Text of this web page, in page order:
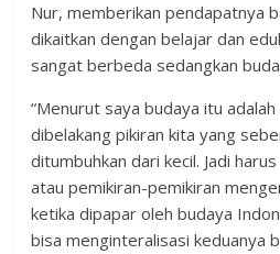
Nur, memberikan pendapatnya
dikaitkan dengan belajar dan
sangat berbeda sedangkan
“Menurut saya budaya itu
dibelakang pikiran kita yang
ditumbuhkan dari kecil. Jadi
atau pemikiran-pemikiran
ketika dipapar oleh budaya
bisa menginteralisasi keduanya